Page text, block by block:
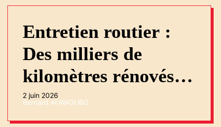
Entretien routier :
Des milliers de
kilomètres rénovés
en 2024-2025
2 juin 2026
Bernard AFAWOUBO